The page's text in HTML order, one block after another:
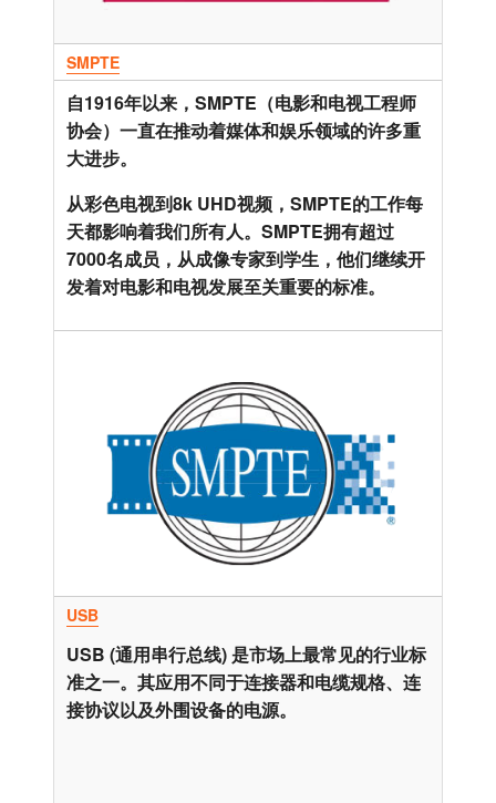
SMPTE
自1916年以来，SMPTE（电影和电视工程师
协会）一直在推动着媒体和娱乐领域的许多重
大进步​​。
从彩色电视到8k UHD视频，SMPTE的工作每
天都影响着我们所有人。SMPTE拥有超过
7000名成员，从成像专家到学生，他们继续开
发着对电影和电视发展至关重要的标准。
USB
USB (通用串行总线) 是市场上最常见的行业标
准之一。其应用不同于连接器和电缆规格、连
接协议以及外围设备的电源。